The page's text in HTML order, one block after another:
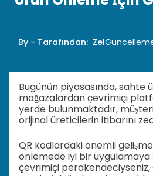
By - Tarafından: Zel
Bugünün piyasasında, sahte
mağazalardan çevrimiçi
yerde bulunmaktadır,
orijinal üreticilerin itibarını
QR kodlardaki önemli
önlemede iyi bir uygulamaya
çevrimiçi perakendeciyseniz,